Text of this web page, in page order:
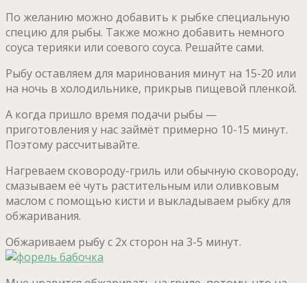
По желанию можно добавить к рыбке специальную
специю для рыбы. Также можно добавить немного
соуса терияки или соевого соуса. Решайте сами.
Рыбу оставляем для маринования минут на 15-20 или
на ночь в холодильнике, прикрыв пищевой пленкой.
А когда пришло время подачи рыбы —
приготовления у нас займёт примерно 10-15 минут.
Поэтому рассчитывайте.
Нагреваем сковороду-гриль или обычную сковороду,
смазываем её чуть растительным или оливковым
маслом с помощью кисти и выкладываем рыбку для
обжаривания.
Обжариваем рыбу с 2х сторон на 3-5 минут.